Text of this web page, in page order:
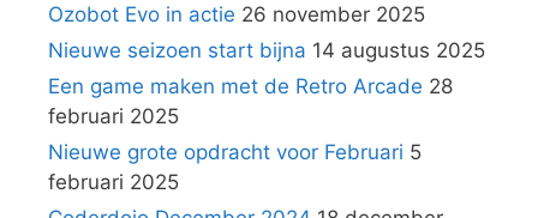
Ozobot Evo in actie 26 november 2025
Nieuwe seizoen start bijna 14 augustus 2025
Een game maken met de Retro Arcade 28
februari 2025
Nieuwe grote opdracht voor Februari 5
februari 2025